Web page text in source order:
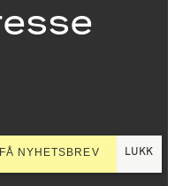
FÅ NYHETSBREV LUKK